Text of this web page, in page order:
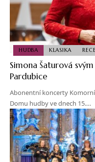
HUDBA KLASIKA
Simona Šaturová
Pardubice
Abonentní koncerty
Domu hudby ve dnech 15.…